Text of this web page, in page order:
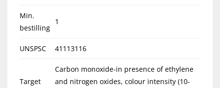
Min.
bestilling
1
UNSPSC 41113116
Target
Carbon monoxide-in presence of ethylene
and nitrogen oxides, colour intensity (10-